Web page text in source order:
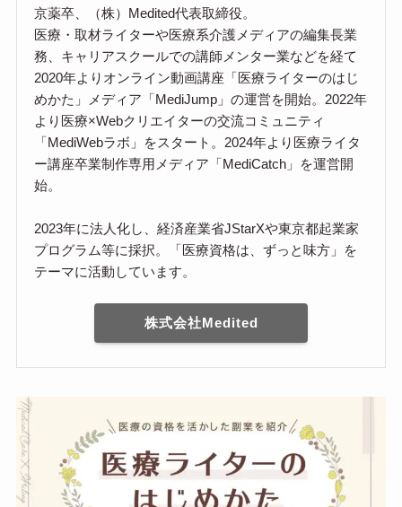
京薬卒、（株）Medited代表取締役。
医療・取材ライターや医療系介護メディアの編集長業
務、キャリアスクールでの講師メンター業などを経て
2020年よりオンライン動画講座「医療ライターのはじ
めかた」メディア「MediJump」の運営を開始。2022年
より医療×Webクリエイターの交流コミュニティ
「MediWebラボ」をスタート。2024年より医療ライタ
ー講座卒業制作専用メディア「MediCatch」を運営開
始。
2023年に法人化し、経済産業省JStarXや東京都起業家
プログラム等に採択。「医療資格は、ずっと味方」を
テーマに活動しています。
株式会社Medited